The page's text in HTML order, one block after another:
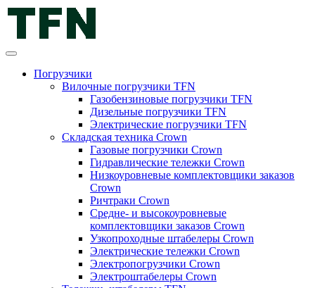
Погрузчики
Вилочные погрузчики TFN
Газобензиновые погрузчики TFN
Дизельные погрузчики TFN
Электрические погрузчики TFN
Складская техника Crown
Газовые погрузчики Crown
Гидравлические тележки Crown
Низкоуровневые комплектовщики заказов
Crown
Ричтраки Crown
Средне- и высокоуровневые
комплектовщики заказов Crown
Узкопроходные штабелеры Crown
Электрические тележки Crown
Электропогрузчики Crown
Электроштабелеры Crown